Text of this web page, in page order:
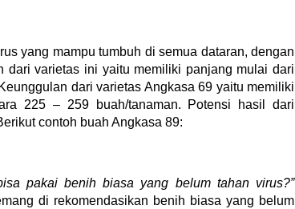
yang mampu tumbuh di semua dataran, dengan
dari varietas ini yaitu memiliki panjang mulai dari
dari varietas Angkasa 69 yaitu memiliki
225 – 259 buah/tanaman. Potensi hasil dari
contoh buah Angkasa 89:
pakai benih biasa yang belum tahan virus?”
di rekomendasikan benih biasa yang belum